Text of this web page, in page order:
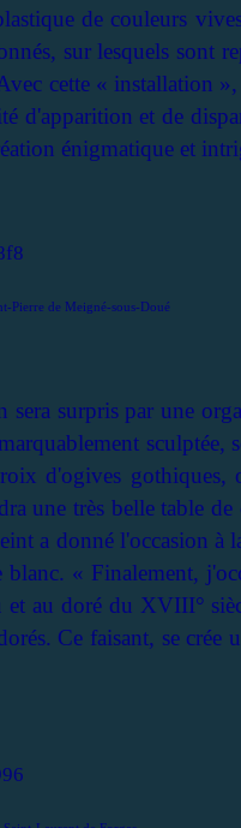
de couleurs
sur lesquels sont
cette « installation
d'apparition et de
énigmatique et
Pierre de Meigné-sous-Doué
surpris par une
sculptée,
d'ogives gothiques,
une très belle table
a donné l'occasion à
« Finalement,
au doré du XVIII°
Ce faisant, se crée